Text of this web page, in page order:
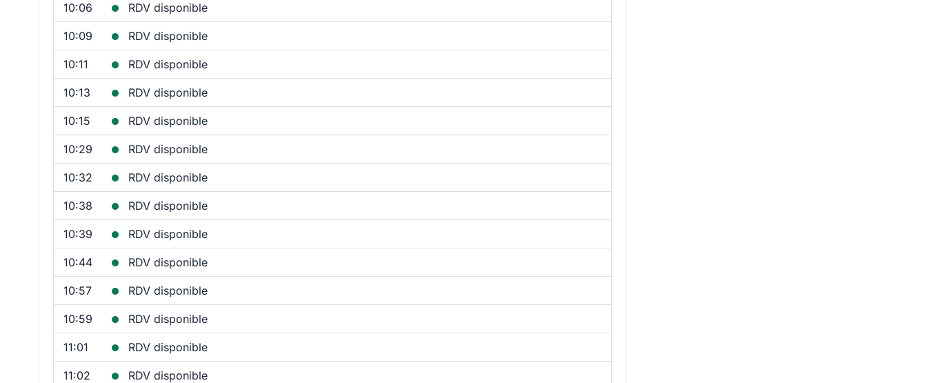
10:06 RDV disponible
10:09 RDV disponible
10:11 RDV disponible
10:13 RDV disponible
10:15 RDV disponible
10:29 RDV disponible
10:32 RDV disponible
10:38 RDV disponible
10:39 RDV disponible
10:44 RDV disponible
10:57 RDV disponible
10:59 RDV disponible
11:01 RDV disponible
11:02 RDV disponible